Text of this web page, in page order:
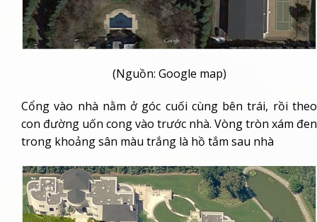
(Nguồn: Google map)
Cổng vào nhà nằm ở góc cuối cùng bên trái, rồi theo
con đường uốn cong vào trước nhà. Vòng tròn xám đen
trong khoảng sân màu trắng là hồ tắm sau nhà